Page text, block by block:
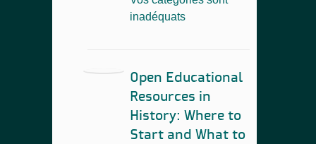
inadéquats
Open Educational
Resources in
History: Where to
Start and What to